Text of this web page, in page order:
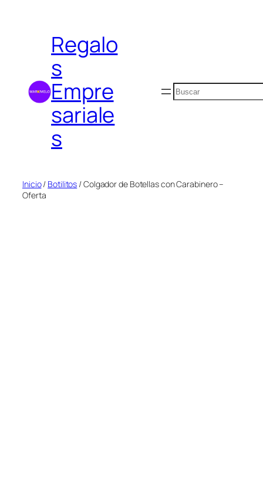
contenidoRegalo
s
Empre
sariale
s
Buscar
Inicio/ Botilitos / Colgador de Botellas con Carabinero –
Oferta